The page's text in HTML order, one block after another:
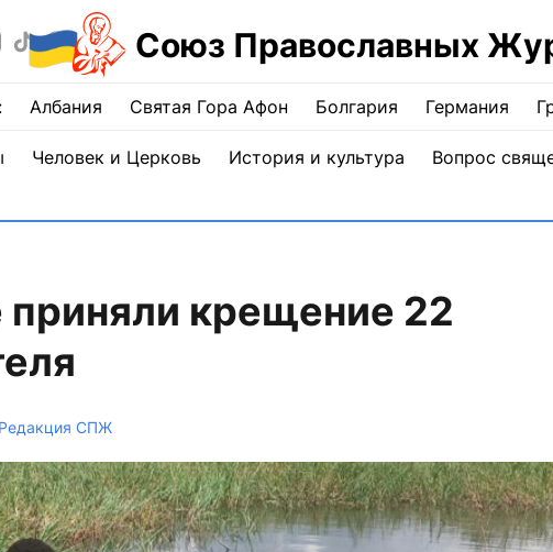
Союз Православных
Албания Святая Гора Афон Болгария Германия
Человек и Церковь История и культура Вопрос
крещение 22
Редакция СПЖ